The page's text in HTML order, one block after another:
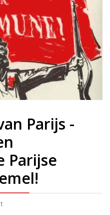
Parijs -
Parijse